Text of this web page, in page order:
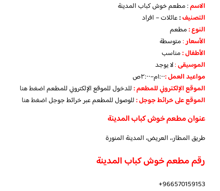
الاسم: مطعم خوش كباب المدينة
التصنيف:عائلات – افراد
النوع :مطعم
الأسعار:متوسطة
الأطفال:مناسب
الموسيقى:لا يوجد
مواعيد العمل :١:٠٠م–٢:٠٠ص
الموقع الإلكتروني للمطعم:للدخول للموقع الإلكتروني للمطعماضغط هنا
الموقع على خرائط جوجل:للوصول للمطعم عبر خرائط جوجلاضغط هنا
عنوان مطعم خوش كباب المدينة
طريق المطار،، العريض، المدينة المنورة
رقم مطعم خوش كباب المدينة
966570159153+